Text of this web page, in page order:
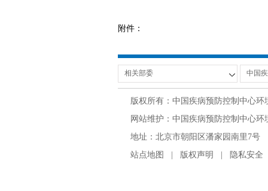
附件：
版权所有：中国疾病预防控制中心环
网站维护：中国疾病预防控制中心
地址：北京市朝阳区潘家园南里7号
站点地图
版权声明 隐私安全